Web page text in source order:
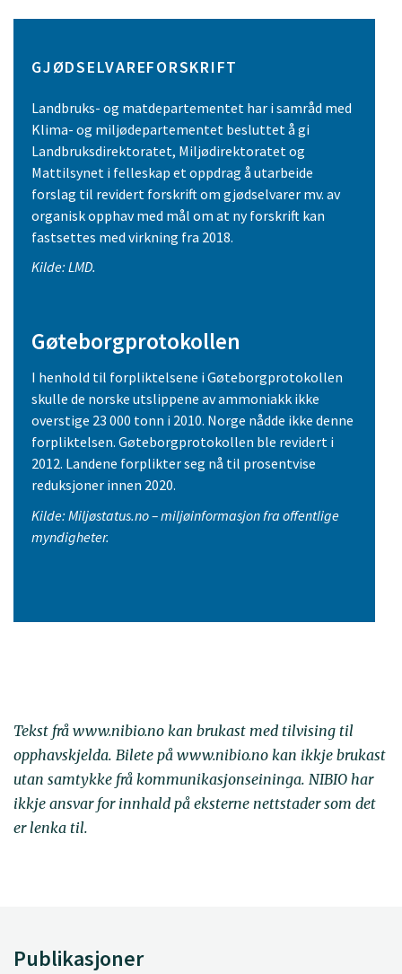
GJØDSELVAREFORSKRIFT
Landbruks- og matdepartementet har i samråd med
Klima- og miljødepartementet besluttet å gi
Landbruksdirektoratet, Miljødirektoratet og
Mattilsynet i felleskap et oppdrag å utarbeide
forslag til revidert forskrift om gjødselvarer mv. av
organisk opphav med mål om at ny forskrift kan
fastsettes med virkning fra 2018.
Kilde: LMD.
Gøteborgprotokollen
I henhold til forpliktelsene i Gøteborgprotokollen
skulle de norske utslippene av ammoniakk ikke
overstige 23 000 tonn i 2010. Norge nådde ikke denne
forpliktelsen. Gøteborgprotokollen ble revidert i
2012. Landene forplikter seg nå til prosentvise
reduksjoner innen 2020.
Kilde: Miljøstatus.no – miljøinformasjon fra offentlige
myndigheter.
Tekst frå www.nibio.no kan brukast med tilvising til
opphavskjelda. Bilete på www.nibio.no kan ikkje brukast
utan samtykke frå kommunikasjonseininga. NIBIO har
ikkje ansvar for innhald på eksterne nettstader som det
er lenka til.
Publikasjoner